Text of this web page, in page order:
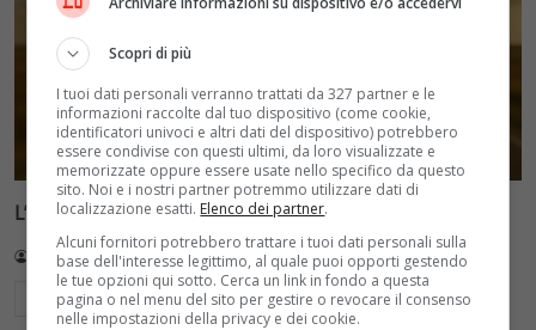
L’Eternità di Fabrizio Moro: il nuovo testo
Redazione VelvetMAG 13 Luglio 2026
Leggi di più
Scopri di più
I tuoi dati personali verranno trattati da 327 partner e le
informazioni raccolte dal tuo dispositivo (come cookie,
identificatori univoci e altri dati del dispositivo) potrebbero
essere condivise con questi ultimi, da loro visualizzate e
memorizzate oppure essere usate nello specifico da questo
sito. Noi e i nostri partner potremmo utilizzare dati di
localizzazione esatti. Elenco dei partner.
Alcuni fornitori potrebbero trattare i tuoi dati personali sulla
base dell'interesse legittimo, al quale puoi opporti gestendo
le tue opzioni qui sotto. Cerca un link in fondo a questa
pagina o nel menu del sito per gestire o revocare il consenso
nelle impostazioni della privacy e dei cookie.